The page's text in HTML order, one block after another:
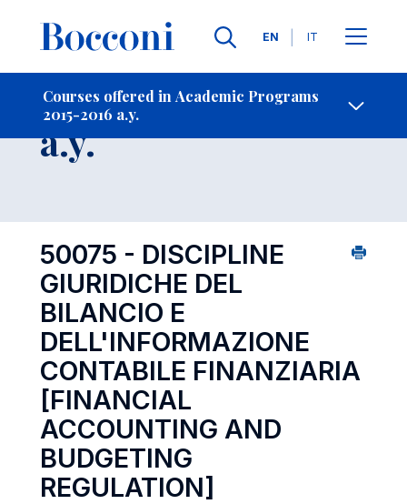
Languages
EN IT
Courses offered in Academic Programs
2015-2016 a.y.
- Contact Us
Course 2015-2016
a.y.
50075 - DISCIPLINE
GIURIDICHE DEL
BILANCIO E
DELL'INFORMAZIONE
CONTABILE FINANZIARIA
[FINANCIAL
ACCOUNTING AND
BUDGETING
REGULATION]